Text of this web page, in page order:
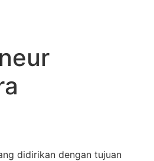
didirikan dengan tujuan